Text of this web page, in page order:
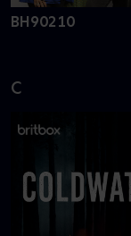
BH90210
C